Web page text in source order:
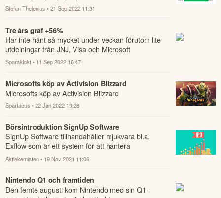
ljusglimt i dessa mörka tider.
Stefan Thelenius • 21 Sep 2022 11:31
Tre års graf +56%
Har inte hänt så mycket under veckan förutom lite
utdelningar från JNJ, Visa och Microsoft
(storleksordning).
Sparaklokt • 11 Sep 2022 16:47
Microsofts köp av Activision Blizzard
Microsofts köp av Activision Blizzard
Spartacus • 22 Jan 2022 19:26
Börsintroduktion SignUp Software
SignUp Software tillhandahåller mjukvara bl.a.
Exflow som är ett system för att hantera
leverantörsfakturor.
Aktiekemisten • 19 Nov 2021 11:06
Nintendo Q1 och framtiden
Den femte augusti kom Nintendo med sin Q1-